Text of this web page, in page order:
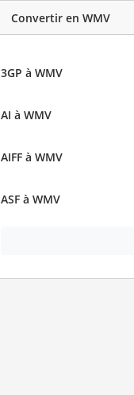
Convertir en WMV
3GP à WMV
AI à WMV
AIFF à WMV
ASF à WMV